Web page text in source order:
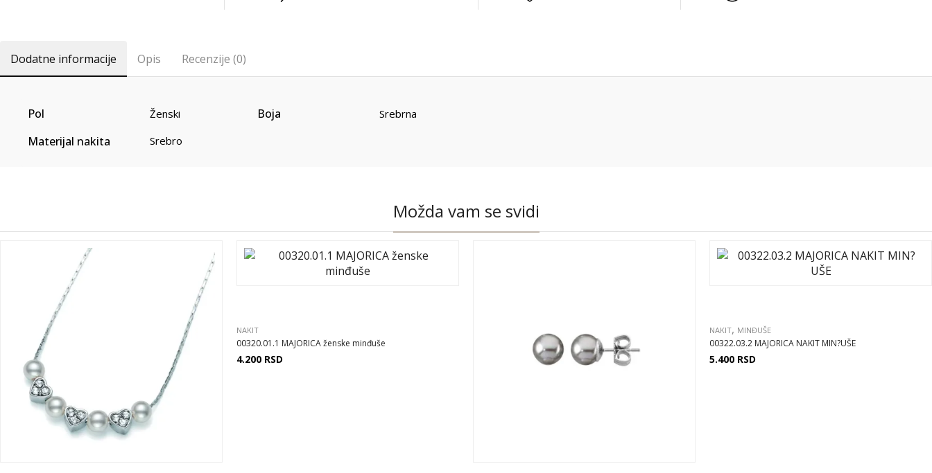
Dodatne informacije Opis Recenzije (0)
Pol Ženski Boja Srebrna
Materijal nakita Srebro
Možda vam se svidi
NAKIT
00320.01.1 MAJORICA ženske minđuše
4.200 RSD
NAKIT, MINĐUŠE
00322.03.2 MAJORICA NAKIT MIN?UŠE
5.400 RSD